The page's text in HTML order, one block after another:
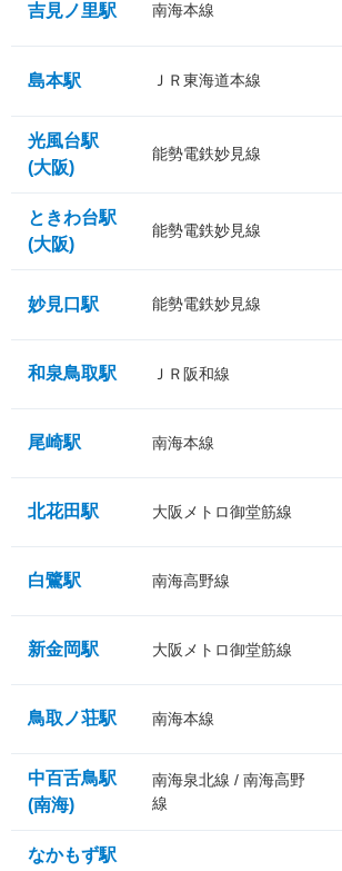
吉見ノ里駅 南海本線
島本駅 ＪＲ東海道本線
光風台駅
(大阪)
能勢電鉄妙見線
ときわ台駅
(大阪)
能勢電鉄妙見線
妙見口駅 能勢電鉄妙見線
和泉鳥取駅 ＪＲ阪和線
尾崎駅 南海本線
北花田駅 大阪メトロ御堂筋線
白鷺駅 南海高野線
新金岡駅 大阪メトロ御堂筋線
鳥取ノ荘駅 南海本線
中百舌鳥駅
(南海)
南海泉北線 / 南海高野
線
なかもず駅